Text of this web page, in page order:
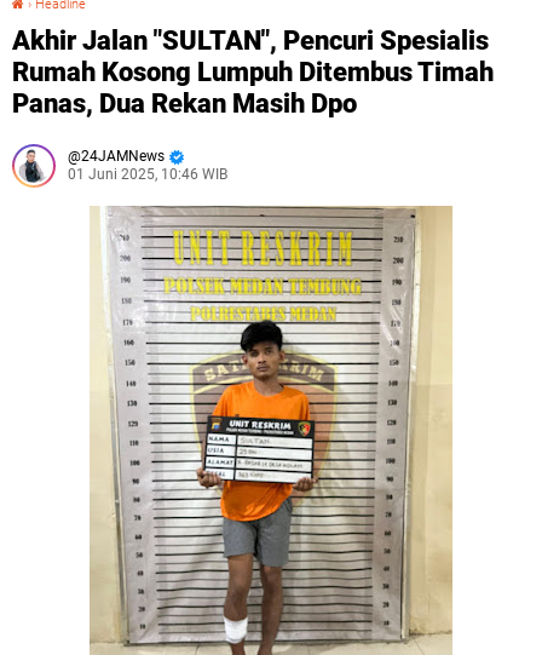
› Headline
Akhir Jalan "SULTAN", Pencuri Spesialis
Rumah Kosong Lumpuh Ditembus Timah
Panas, Dua Rekan Masih Dpo
24JAMNews
01 Juni 2025, 10:46 WIB